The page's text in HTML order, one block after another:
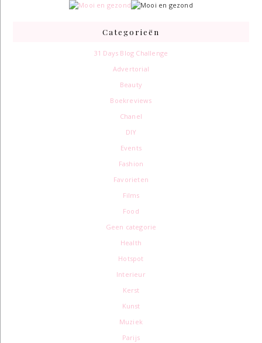
Categorieën
31 Days Blog Challenge
Advertorial
Beauty
Boekreviews
Chanel
DIY
Events
Fashion
Favorieten
Films
Food
Geen categorie
Health
Hotspot
Interieur
Kerst
Kunst
Muziek
Parijs